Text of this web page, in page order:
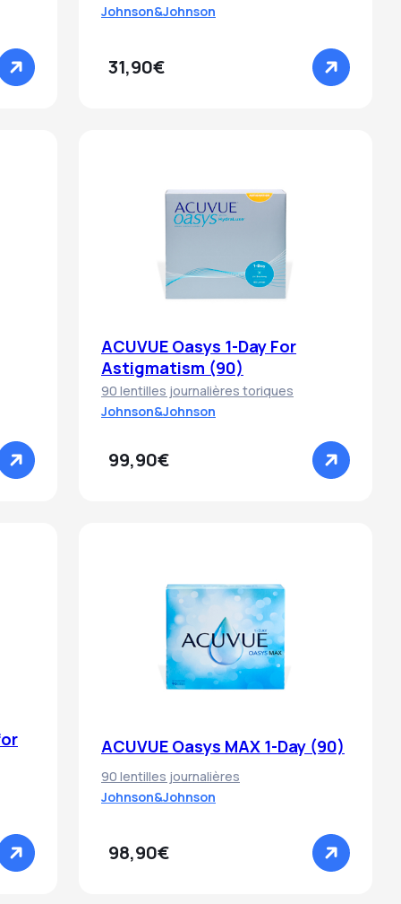
Johnson&Johnson
31,90€
ACUVUE Oasys 1-Day For
Astigmatism (90)
90 lentilles journalières toriques
Johnson&Johnson
99,90€
ACUVUE Oasys MAX 1-Day (90)
90 lentilles journalières
Johnson&Johnson
98,90€